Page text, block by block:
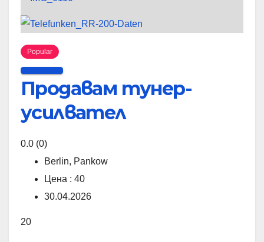
Popular
Продавам тунер-
усилвател
0.0 (0)
Berlin, Pankow
Цена : 40
30.04.2026
20